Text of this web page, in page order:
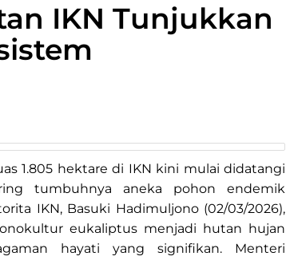
IKN Tunjukkan
1.805 hektare di IKN kini mulai didatangi
tumbuhnya aneka pohon endemik
IKN, Basuki Hadimuljono (02/03/2026),
eukaliptus menjadi hutan hujan
hayati yang signifikan. Menteri